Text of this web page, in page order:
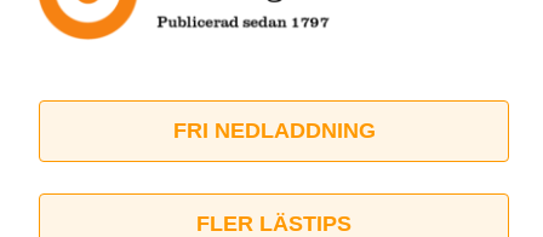
FRI NEDLADDNING
FLER LÄSTIPS